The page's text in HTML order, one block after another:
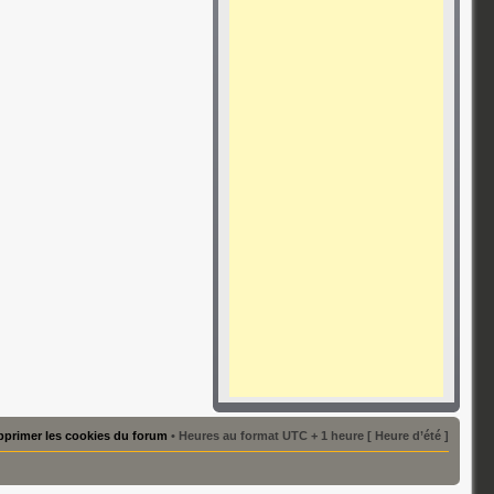
les cookies du forum • Heures au format UTC + 1 heure [ Heure d’été ]